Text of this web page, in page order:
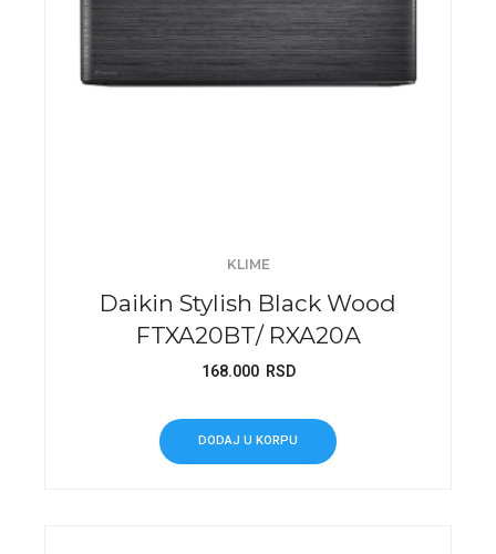
KLIME
Daikin Stylish Black Wood
FTXA20BT/ RXA20A
168.000 RSD
DODAJ U KORPU